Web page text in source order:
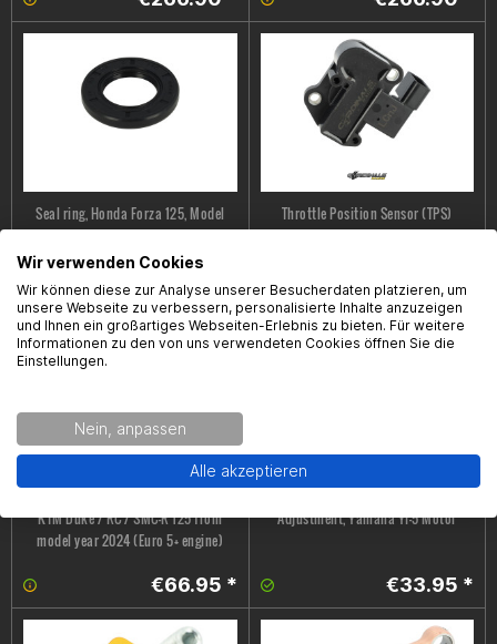
Seal ring, Honda Forza 125, Model
Years 2015–2024, 26 x 45 x 6 mm
€3.99 *
Throttle Position Sensor (TPS)
Cardinals Racing, Yamaha YI-4 Motor
€59.95 *
KTM Duke / RC / SMC-R 125 from
model year 2024 (Euro 5+ engine)
€66.95 *
Adjustment, Yamaha YI-5 Motor
€33.95 *
Wir verwenden Cookies
Wir können diese zur Analyse unserer Besucherdaten platzieren, um
unsere Webseite zu verbessern, personalisierte Inhalte anzuzeigen
und Ihnen ein großartiges Webseiten-Erlebnis zu bieten. Für weitere
Informationen zu den von uns verwendeten Cookies öffnen Sie die
Einstellungen.
Nein, anpassen
Alle akzeptieren